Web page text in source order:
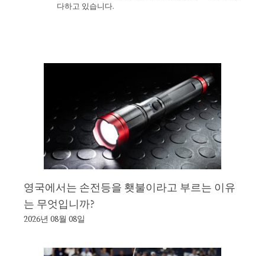
다하고 있습니다.
영국에서는 손전등을 횃불이라고 부르는 이유
는 무엇입니까?
2026년 08월 08일